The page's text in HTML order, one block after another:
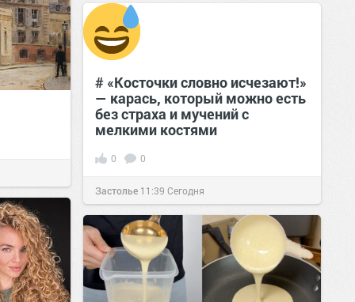
# «Косточки словно исчезают!»
— карась, который можно есть
без страха и мучений с
мелкими костями
0 0
Застолье 11:39 Сегодня